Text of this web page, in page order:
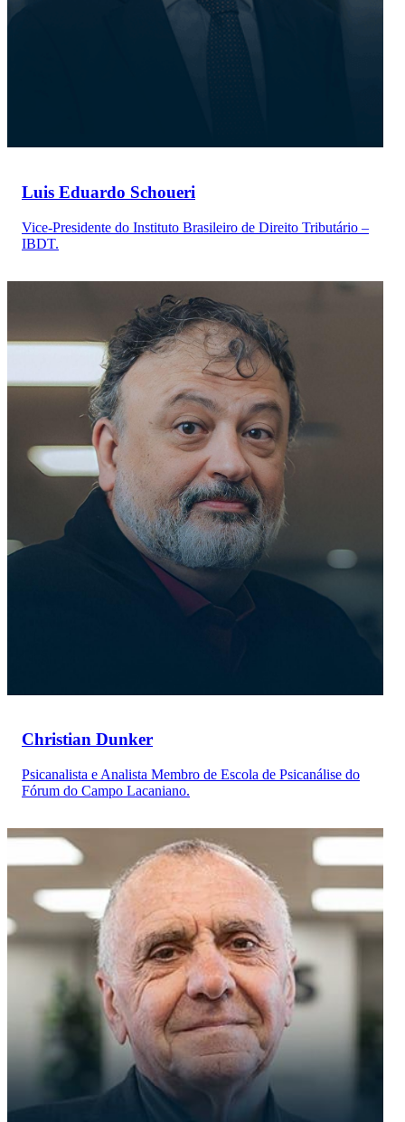
Luis Eduardo Schoueri
Vice-Presidente do Instituto Brasileiro de Direito Tributário –
IBDT.
Christian Dunker
Psicanalista e Analista Membro de Escola de Psicanálise do
Fórum do Campo Lacaniano.